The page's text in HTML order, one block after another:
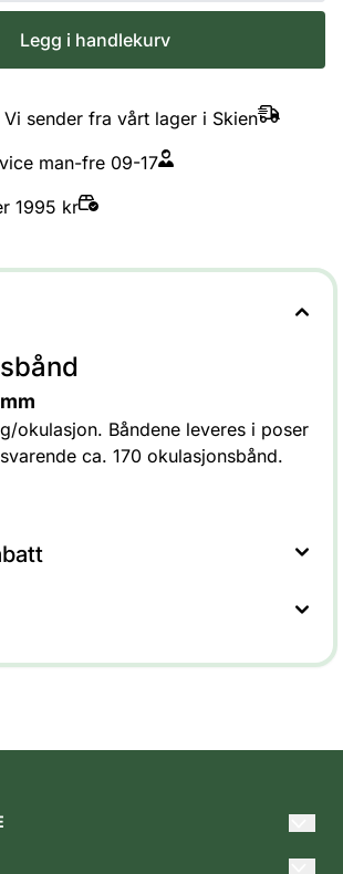
Legg i handlekurv
sender fra vårt lager i Skien
man-fre 09-17
1995 kr
okulasjon. Båndene leveres i poser
ca. 170 okulasjonsbånd.